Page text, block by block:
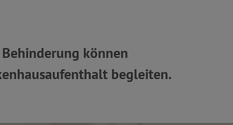
können
begleiten.